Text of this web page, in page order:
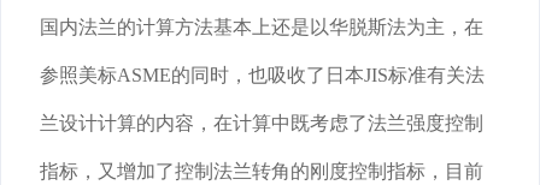
国内法兰的计算方法基本上还是以华脱斯法为主，在
参照美标ASME的同时，也吸收了日本JIS标准有关法
兰设计计算的内容，在计算中既考虑了法兰强度控制
指标，又增加了控制法兰转角的刚度控制指标，目前